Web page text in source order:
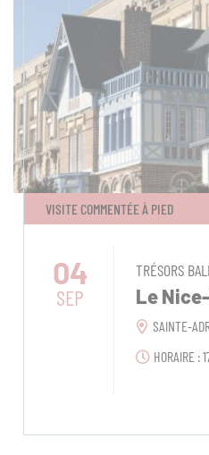
VISITE COMMENTÉE À PIED
04
SEP
TRÉSORS
Le
SAINTE-
HORAIRE :